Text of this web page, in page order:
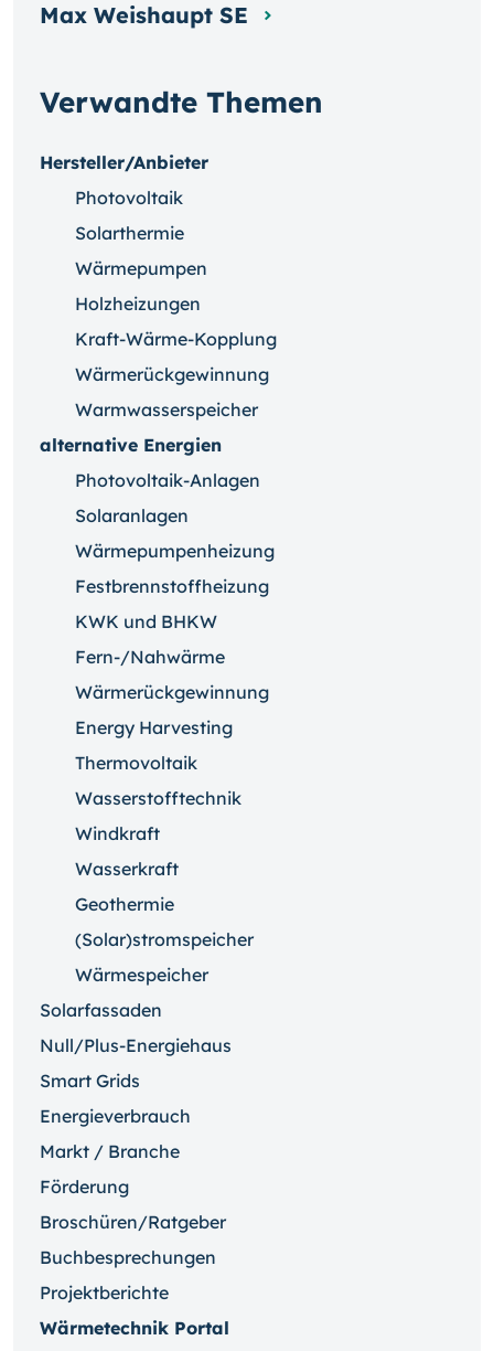
Verwandte Themen
Hersteller/Anbieter
Photovoltaik
Solarthermie
Wärmepumpen
Holzheizungen
Kraft-Wärme-Kopplung
Wärmerückgewinnung
Warmwasserspeicher
alternative Energien
Photovoltaik-Anlagen
Solaranlagen
Wärmepumpenheizung
Festbrennstoffheizung
KWK und BHKW
Fern-/Nahwärme
Wärmerückgewinnung
Energy Harvesting
Thermovoltaik
Wasserstofftechnik
Windkraft
Wasserkraft
Geothermie
(Solar)stromspeicher
Wärmespeicher
Solarfassaden
Null/Plus-Energiehaus
Smart Grids
Energieverbrauch
Markt / Branche
Förderung
Broschüren/Ratgeber
Buchbesprechungen
Projektberichte
Wärmetechnik Portal
Max Weishaupt SE